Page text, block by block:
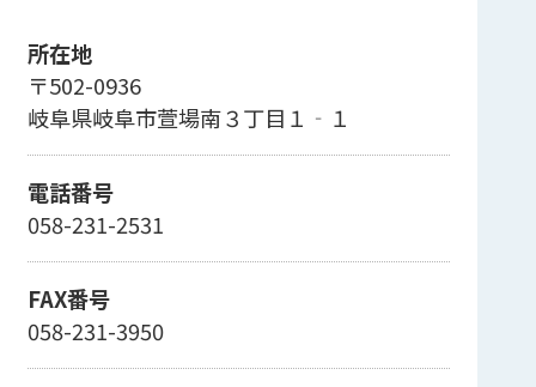
所在地
〒502-0936
岐阜県岐阜市萱場南３丁目１‐１
電話番号
058-231-2531
FAX番号
058-231-3950